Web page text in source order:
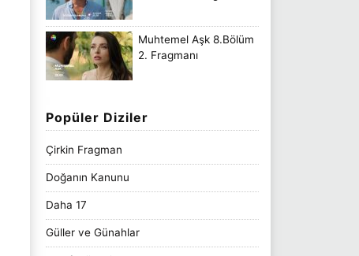
Muhtemel Aşk 8.Bölüm
2. Fragmanı
Popüler Diziler
Çirkin Fragman
Doğanın Kanunu
Daha 17
Güller ve Günahlar